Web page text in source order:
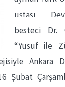
ustası
besteci Dr.
“Yusuf ile
Ankara
16 Şubat